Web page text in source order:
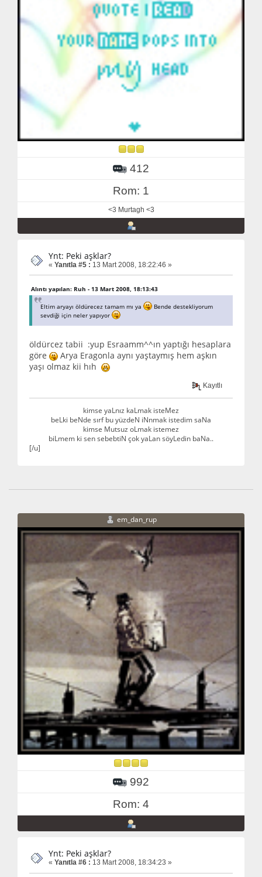
412
Rom: 1
<3 Murtagh <3
Ynt: Peki aşklar?
« Yanıtla #5 : 13 Mart 2008, 18:22:46 »
Alıntı yapılan: Ruh - 13 Mart 2008, 18:13:43
Eltim aryayı öldürecez tamam mı ya
Bende destekliyorum
sevdiği için neler yapıyor
öldürcez tabii :yup Esraamm^^ın yaptığı hesaplara
göre
Arya Eragonla aynı yaştaymış hem aşkın
yaşı olmaz kii hıh
Kayıtlı
kimse yaLnız kaLmak isteMez
beLki beNde sırf bu yüzdeN iNnmak istedim saNa
kimse Mutsuz oLmak istemez
biLmem ki sen sebebtiN çok yaLan söyLedin baNa..
[/u]
em_dan_rup
992
Rom: 4
Ynt: Peki aşklar?
« Yanıtla #6 : 13 Mart 2008, 18:34:23 »